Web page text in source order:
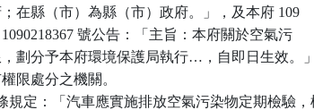
；在縣（市）為縣（市）政府。」，及本府 109
1090218367 號公告：「主旨：本府關於空氣污
劃分予本府環境保護局執行…，自即日生效。」
限處分之機關。
規定：「汽車應實施排放空氣污染物定期檢驗，